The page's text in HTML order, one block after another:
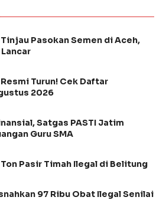
Pasokan Semen di Aceh,
Turun! Cek Daftar
2026
Satgas PASTI Jatim
Guru SMA
Pasir Timah Ilegal di Belitung
97 Ribu Obat Ilegal Senilai